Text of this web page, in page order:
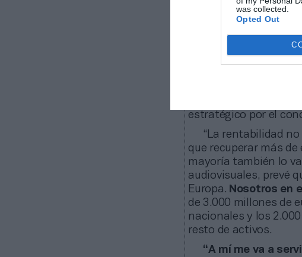
was collected.
Opted Out
trabajada”.
CVC, ciudad
tipo de interés es
estratégico por el
“La rentabilidad
que recuperar más
mayoría también lo
audiovisuales, prevé
Europa. Nosotros en
de 3.000 millones de
nacionales y los
resto de activos.
“A mí me va a